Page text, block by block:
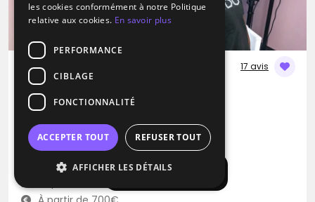
Afficher la carte
17 avis
DJ
Ludo-Evenementiel
Disco RNB Musique Africaine
Bailly-Romainvilliers (77)
les cookies conformément à notre Politique
relative aux cookies. En savoir plus
PERFORMANCE
CIBLAGE
FONCTIONNALITÉ
ACCEPTER TOUT REFUSER TOUT
AFFICHER LES DÉTAILS